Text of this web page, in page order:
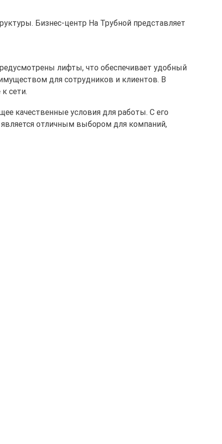
Бизнес-центр На Трубной представляет
лифты, что обеспечивает удобный
для сотрудников и клиентов. В
сети.
качественные условия для работы. С его
отличным выбором для компаний,